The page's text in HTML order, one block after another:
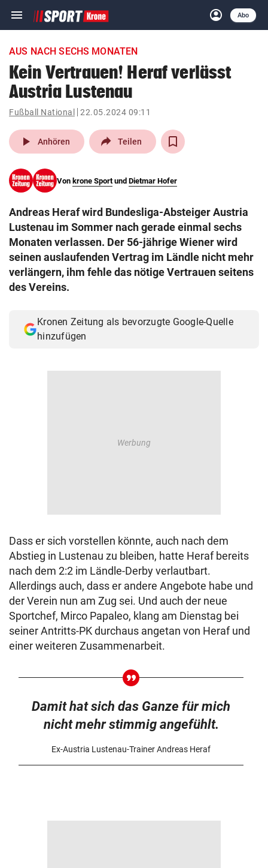
menu Navigation
ein-/ausklappen
account_circle
Anmelden
Abo
close Schließen
account_circle Anmelden
pin_drop
Wien arrow_right
search
eingeben
© Krone Multimedia GmbH & Co KG 2026
Muthgasse 2, 1190 Wien
AUS NACH SECHS MONATEN
Kein Vertrauen! Heraf verlässt
Austria Lustenau
Fußball National 22.05.2024 09:11
play_arrow Anhören Teilen
Von krone Sportund Dietmar Hofer
Andreas Heraf wird Bundesliga-Absteiger Austria
Lustenau im Sommer nach gerade einmal sechs
Monaten verlassen. Der 56-jährige Wiener wird
seinen auslaufenden Vertrag im Ländle nicht mehr
verlängern, ihm fehle das nötige Vertrauen seitens
des Vereins.
Kronen Zeitung als bevorzugte Google-Quelle
hinzufügen
Dass er sich vorstellen könnte, auch nach dem
Abstieg in Lustenau zu bleiben, hatte Heraf bereits
nach dem 2:2 im Ländle-Derby verlautbart.
Allerdings auch, dass er andere Angebote habe und
der Verein nun am Zug sei. Und auch der neue
Sportchef, Mirco Papaleo, klang am Dienstag bei
seiner Antritts-PK durchaus angetan von Heraf und
einer weiteren Zusammenarbeit.
Damit hat sich das Ganze für mich
nicht mehr stimmig angefühlt.
Ex-Austria Lustenau-Trainer Andreas Heraf